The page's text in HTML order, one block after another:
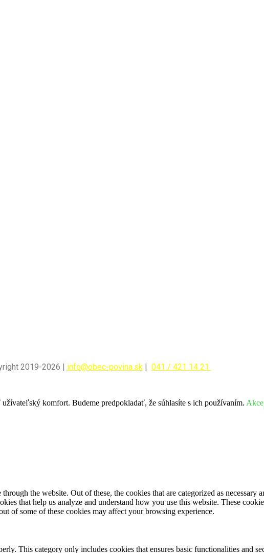
2019-2026 | info@obec-povina.sk 041 / 421 14 21
komfort. Budeme predpokladať, že súhlasíte s ich používaním.
the website. Out of these, the cookies that are categorized as necessary
that help us analyze and understand how you use this website. These
of some of these cookies may affect your browsing experience.
This category only includes cookies that ensures basic functionalities and